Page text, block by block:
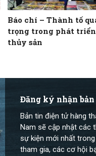
Báo chí – Thành tố
trọng trong phát triển
thủy sản
Đăng ký nhận
Bản tin điện tử hàng
Nam sẽ cập nhật các
sự kiện mới nhất
tham gia, các cơ hội